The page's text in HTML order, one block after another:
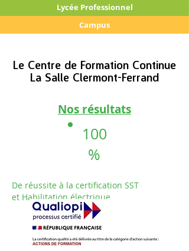
Lycée Professionnel
Campus
Le Centre de Formation Continue
La Salle Clermont-Ferrand
Nos résultats
100
%
De réussite à la certification SST
et Habilitation électrique.
97
%